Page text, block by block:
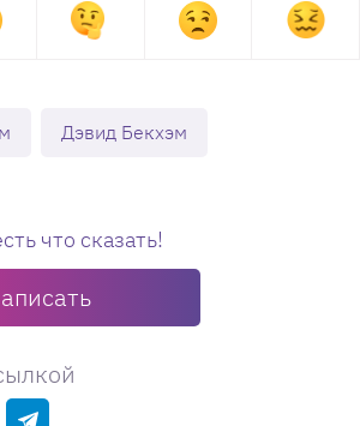
Дэвид Бекхэм
что сказать!